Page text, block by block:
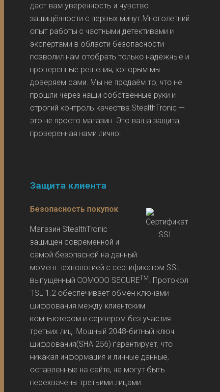
даст вам уверенность и чувство
защищённости с первых минут.Многолетний
опыт работы с частными детективами и
экспертами в области безопасности
позволил нам отобрать только надёжные и
проверенные решения, которым мы
доверяем сами. Мы не продаём то, что не
прошли через наши собственные руки и
строгий контроль качества.StealthTronic —
это не просто магазин. Это ваша защита,
проверенная нами лично.
Защита клиента
Безопасность покупок
Магазин StealthTronic
защищен современной и
самой безопасной на данный
момент технологией с сертификатом SSL.
выпущенный COMODO SECURETM. Протокол
TSL 1.2 обеспечивает обмен ключами
шифрования между клиентским
компьютером и сервером без участия
третьих лиц. Мощный 2048-битный ключ
шифрования(SHA 256) гарантирует, что
никакая информация и личные данные,
оставленные на сайте, не могут быть
перехвачены третьими лицами.